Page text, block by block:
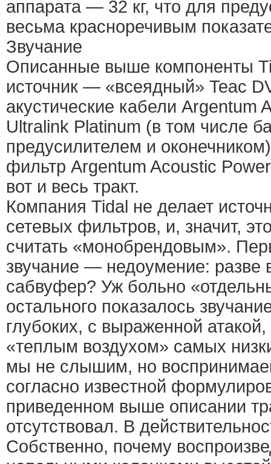
аппарата — 32 кг, что для
весьма красноречивым
Звучание
Описанные выше компоненты
источник — «всеядный» Teac
акустические кабели
Ultralink Platinum (в том числе
предусилителем и
фильтр Argentum Acoustic
вот и весь тракт.
Компания Tidal не делает
сетевых фильтров, и, значит,
считать «монобрендовым».
звучание — недоумение: разве
сабвуфер? Уж больно
остального показалось
глубоких, с выраженной
«теплым воздухом» самых
мы не слышим, но
согласно известной
приведенном выше описании
отсутствовал. В
Собственно, почему